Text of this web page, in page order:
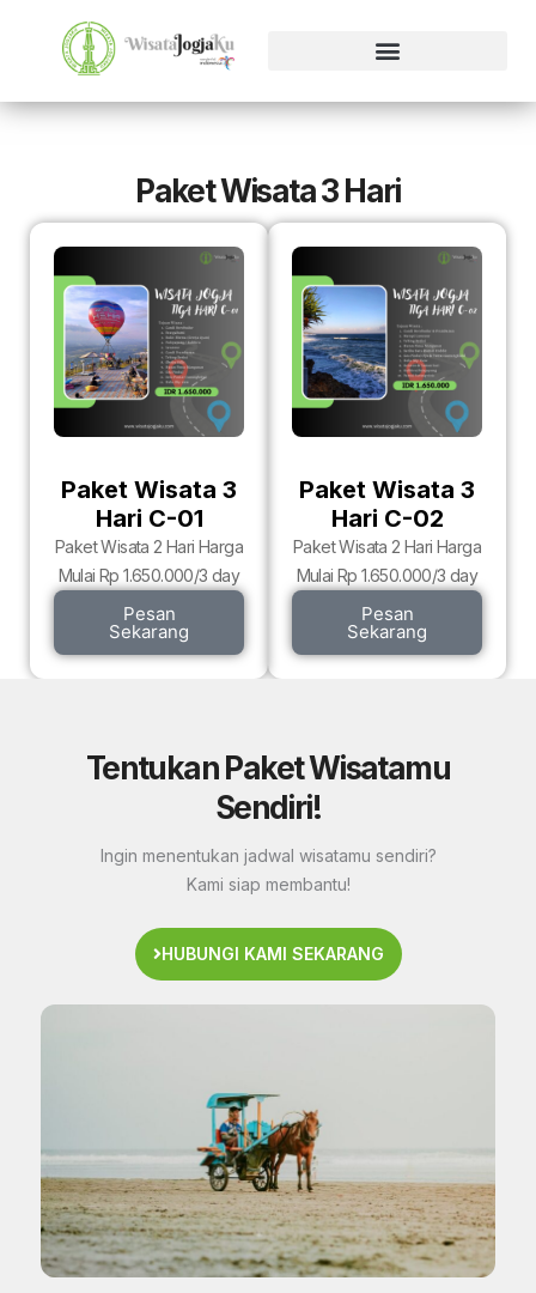
Paket Wisata 3 Hari
Paket Wisata 3
Hari C-01
Paket Wisata 2 Hari Harga
Mulai Rp 1.650.000/3 day
Pesan
Sekarang
Paket Wisata 3
Hari C-02
Paket Wisata 2 Hari Harga
Mulai Rp 1.650.000/3 day
Pesan
Sekarang
Tentukan Paket Wisatamu
Sendiri!
Ingin menentukan jadwal wisatamu sendiri?
Kami siap membantu!
HUBUNGI KAMI SEKARANG